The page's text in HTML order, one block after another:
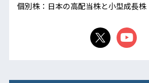
個別株：日本の高配当株と小型成長株